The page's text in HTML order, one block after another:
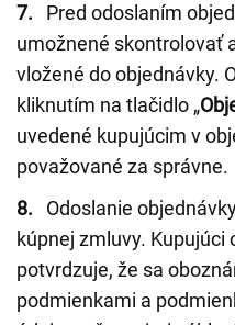
7. Pred odoslaním
umožnené skontrolovať
vložené do objednávky.
kliknutím na tlačidlo „
uvedené kupujúcim v
považované za správne.
8.
Odoslanie
kúpnej zmluvy.
potvrdzuje, že sa
podmienkami a